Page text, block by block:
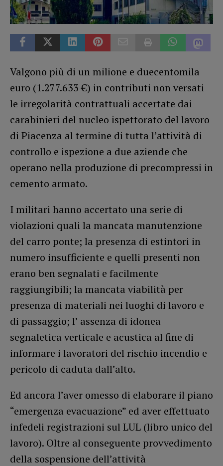
Valgono più di un milione e duecentomila
euro (1.277.633 €) in contributi non versati
le irregolarità contrattuali accertate dai
carabinieri del nucleo ispettorato del lavoro
di Piacenza al termine di tutta l’attività di
controllo e ispezione a due aziende che
operano nella produzione di precompressi in
cemento armato.
I militari hanno accertato una serie di
violazioni quali la mancata manutenzione
del carro ponte; la presenza di estintori in
numero insufficiente e quelli presenti non
erano ben segnalati e facilmente
raggiungibili; la mancata viabilità per
presenza di materiali nei luoghi di lavoro e
di passaggio; l’ assenza di idonea
segnaletica verticale e acustica al fine di
informare i lavoratori del rischio incendio e
pericolo di caduta dall’alto.
Ed ancora l’aver omesso di elaborare il piano
“emergenza evacuazione” ed aver effettuato
infedeli registrazioni sul LUL (libro unico del
lavoro). Oltre al conseguente provvedimento
della sospensione dell’attività